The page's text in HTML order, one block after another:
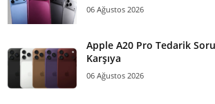
06 Ağustos 2026
Apple A20 Pro Tedarik
Karşıya
06 Ağustos 2026